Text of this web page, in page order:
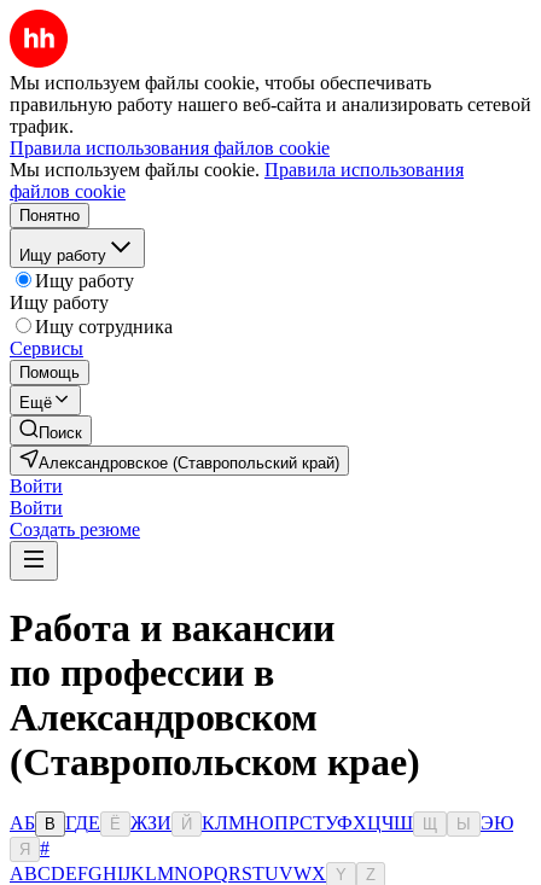
Мы используем файлы cookie, чтобы обеспечивать
правильную работу нашего веб-сайта и анализировать сетевой
трафик.
Правила использования файлов cookie
Мы используем файлы cookie. Правила использования
файлов cookie
Понятно
Ищу работу
Ищу работу
Ищу работу
Ищу сотрудника
Сервисы
Помощь
Ещё
Поиск
Александровское (Ставропольский край)
Войти
Войти
Создать резюме
Работа и вакансии
по профессии в
Александровском
(Ставропольском крае)
АБ В ГДЕ Ё ЖЗИ Й КЛМНОПРСТУФХЦЧШ Ы ЭЮ
Я
#
ABCDEFGHIJKLMNOPQRSTUVWX Y Z